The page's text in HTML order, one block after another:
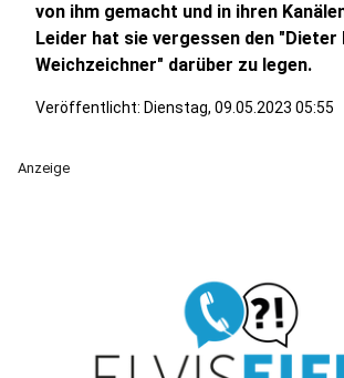
von ihm gemacht und in ihren
Leider hat sie vergessen den "Dieter
Weichzeichner" darüber zu legen.
Veröffentlicht: Dienstag, 09.05.2023 05:55
Anzeige